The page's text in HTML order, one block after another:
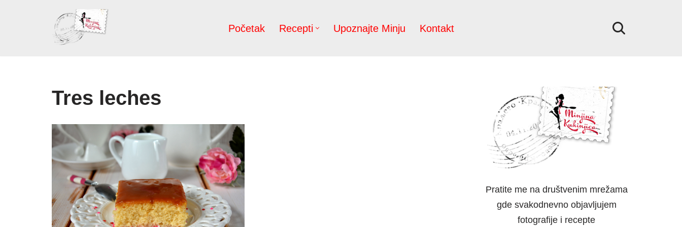
Početak Recepti Upoznajte Minju Kontakt
Tres leches
Pratite me na društvenim mrežama
gde svakodnevno objavljujem
fotografije i recepte